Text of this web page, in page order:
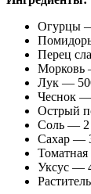
Огурцы
Перец
Морковь
Лук —
Чеснок —
Острый
Соль — 2
Сахар —
Уксус —